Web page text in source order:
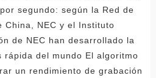
segundo: según la Red de
China, NEC y el Instituto
de NEC han desarrollado la
rápida del mundo El algoritmo
un rendimiento de grabación